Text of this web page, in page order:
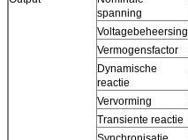
spanning
Voltagebeheersing
Vermogensfactor
Dynamische
reactie
Vervorming
Transiente reactie